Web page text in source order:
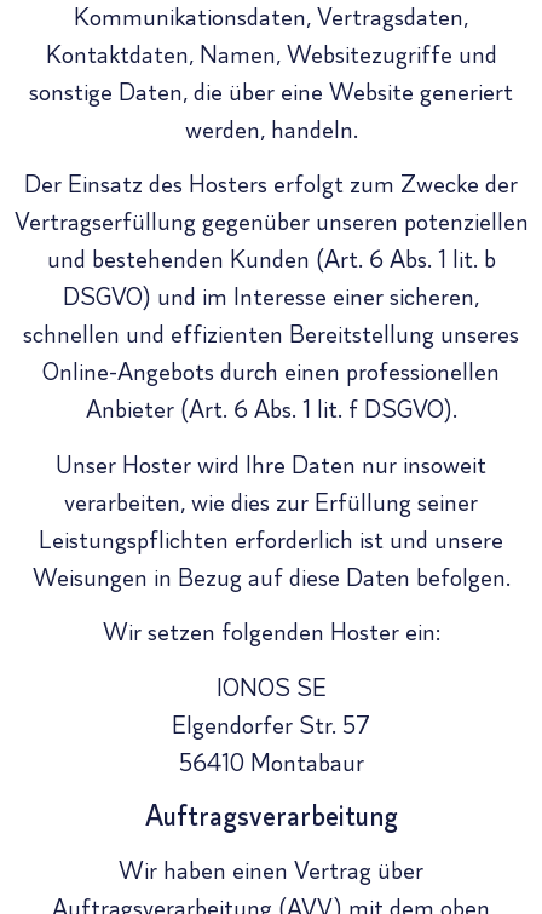
Kommunikationsdaten, Vertragsdaten,
Kontaktdaten, Namen, Websitezugriffe und
sonstige Daten, die über eine Website generiert
werden, handeln.
Der Einsatz des Hosters erfolgt zum Zwecke der
Vertragserfüllung gegenüber unseren potenziellen
und bestehenden Kunden (Art. 6 Abs. 1 lit. b
DSGVO) und im Interesse einer sicheren,
schnellen und effizienten Bereitstellung unseres
Online-Angebots durch einen professionellen
Anbieter (Art. 6 Abs. 1 lit. f DSGVO).
Unser Hoster wird Ihre Daten nur insoweit
verarbeiten, wie dies zur Erfüllung seiner
Leistungspflichten erforderlich ist und unsere
Weisungen in Bezug auf diese Daten befolgen.
Wir setzen folgenden Hoster ein:
IONOS SE
Elgendorfer Str. 57
56410 Montabaur
Auftragsverarbeitung
Wir haben einen Vertrag über